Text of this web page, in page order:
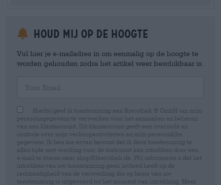
Houd mij op de hoogte
Vul hier je e-mailadres in om eenmalig op de hoogte te
worden gehouden zodra het artikel weer beschikbaar is.
Hierbij geef ik toestemming aan Bierothek ® GmbH om mijn
persoonsgegevens te verwerken voor het aanmaken en beheren
van een klantaccount. Dit klantaccount geeft een overzicht en
controle over mijn verkoopactiviteiten en mijn persoonlijke
gegevens. Ik ben me ervan bewust dat ik deze toestemming te
allen tijde met werking voor de toekomst kan intrekken door een
e-mail te sturen naar shop@bierothek.de. Wij informeren u dat het
intrekken van uw toestemming geen invloed heeft op de
rechtmatigheid van de verwerking die op basis van uw
toestemming is uitgevoerd tot het moment van intrekking. Meer